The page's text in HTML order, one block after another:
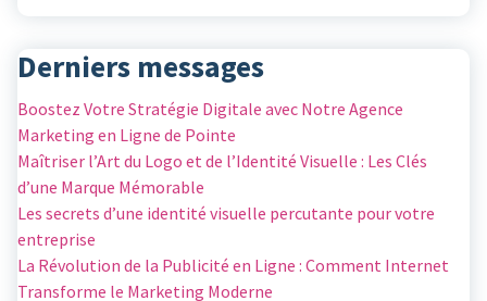
Derniers messages
Boostez Votre Stratégie Digitale avec Notre Agence
Marketing en Ligne de Pointe
Maîtriser l’Art du Logo et de l’Identité Visuelle : Les Clés
d’une Marque Mémorable
Les secrets d’une identité visuelle percutante pour votre
entreprise
La Révolution de la Publicité en Ligne : Comment Internet
Transforme le Marketing Moderne